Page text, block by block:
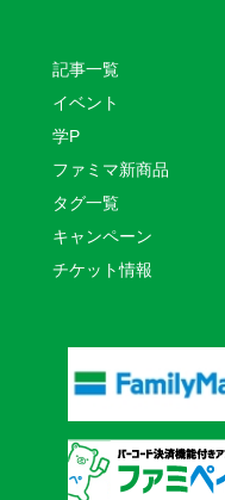
記事一覧
イベント
学P
ファミマ新商品
タグ一覧
キャンペーン
チケット情報